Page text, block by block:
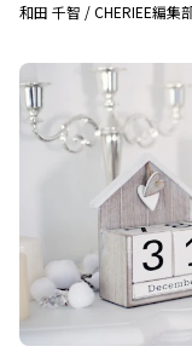
和田 千智 /CHERIEE編集